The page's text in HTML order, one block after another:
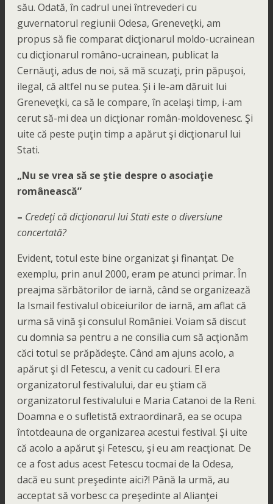
său. Odată, în cadrul unei întrevederi cu
guvernatorul regiunii Odesa, Greneveţki, am
propus să fie comparat dicţionarul moldo-ucrainean
cu dicţionarul româno-ucrainean, publicat la
Cernăuţi, adus de noi, să mă scuzaţi, prin păpuşoi,
ilegal, că altfel nu se putea. Şi i le-am dăruit lui
Greneveţki, ca să le compare, în acelaşi timp, i-am
cerut să-mi dea un dicţionar român-moldovenesc. Şi
uite că peste puţin timp a apărut şi dicţionarul lui
Stati.
„Nu se vrea să se ştie despre o asociaţie
românească”
– Credeţi că dicţionarul lui Stati este o diversiune
concertată?
Evident, totul este bine organizat şi finanţat. De
exemplu, prin anul 2000, eram pe atunci primar. În
preajma sărbătorilor de iarnă, când se organizează
la Ismail festivalul obiceiurilor de iarnă, am aflat că
urma să vină şi consulul României. Voiam să discut
cu domnia sa pentru a ne consilia cum să acţionăm
căci totul se prăpădeşte. Când am ajuns acolo, a
apărut şi dl Fetescu, a venit cu cadouri. El era
organizatorul festivalului, dar eu ştiam că
organizatorul festivalului e Maria Catanoi de la Reni.
Doamna e o sufletistă extraordinară, ea se ocupa
întotdeauna de organizarea acestui festival. Şi uite
că acolo a apărut şi Fetescu, şi eu am reacţionat. De
ce a fost adus acest Fetescu tocmai de la Odesa,
dacă eu sunt preşedinte aici?! Până la urmă, au
acceptat să vorbesc ca preşedinte al Alianţei